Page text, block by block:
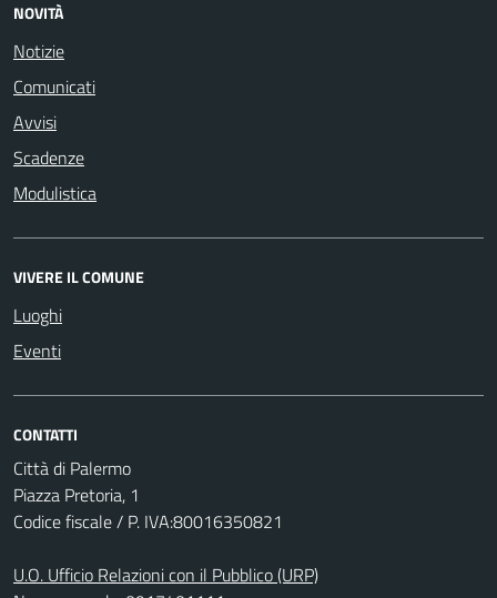
NOVITÀ
Notizie
Comunicati
Avvisi
Scadenze
Modulistica
VIVERE IL COMUNE
Luoghi
Eventi
CONTATTI
Città di Palermo
Piazza Pretoria, 1
Codice fiscale / P. IVA:80016350821
U.O. Ufficio Relazioni con il Pubblico (URP)